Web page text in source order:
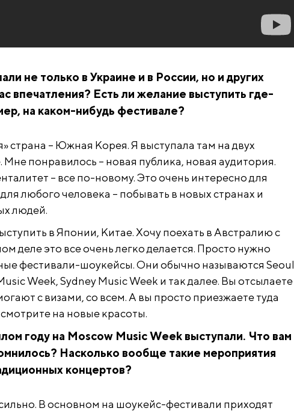
не только в Украине и в России, но и других
впечатления? Есть ли желание выступить где-
на каком-нибудь фестивале?
страна – Южная Корея. Я выступала там на двух
Мне понравилось – новая публика, новая аудитория.
– все по-новому. Это очень интересно для
любого человека – побывать в новых странах и
людей.
в Японии, Китае. Хочу поехать в Австралию с
деле это все очень легко делается. Просто нужно
фестивали-шоукейсы. Они обычно называются Seoul
Week, Sydney Music Week и так далее. Вы отсылаете
с визами, со всем. А вы просто приезжаете туда
на новые красоты.
году на Moscow Music Week выступали. Что вам
Насколько вообще такие мероприятия
концертов?
В основном на шоукейс-фестивали приходят